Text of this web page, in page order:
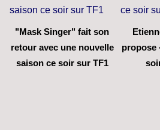
"Mask Singer" fait son
retour avec une nouvelle
saison ce soir sur TF1
propose